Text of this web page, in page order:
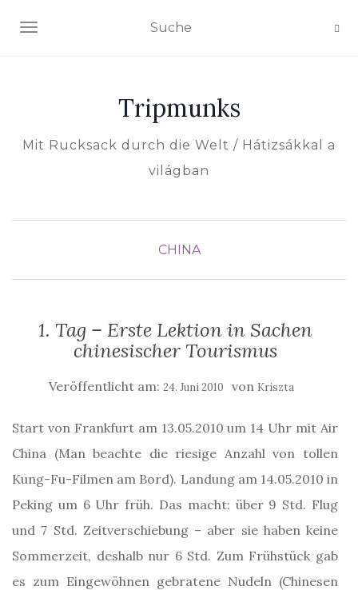
NAVIGATION EIN-/AUSSCHALTEN
Tripmunks
Mit Rucksack durch die Welt / Hátizsákkal a
világban
CHINA
1. Tag – Erste Lektion in Sachen
chinesischer Tourismus
Veröffentlicht am: 24. Juni 2010 von Kriszta
Start von Frankfurt am 13.05.2010 um 14 Uhr mit Air
China (Man beachte die riesige Anzahl von tollen
Kung-Fu-Filmen am Bord). Landung am 14.05.2010 in
Peking um 6 Uhr früh. Das macht: über 9 Std. Flug
und 7 Std. Zeitverschiebung – aber sie haben keine
Sommerzeit, deshalb nur 6 Std. Zum Frühstück gab
es zum Eingewöhnen gebratene Nudeln (Chinesen